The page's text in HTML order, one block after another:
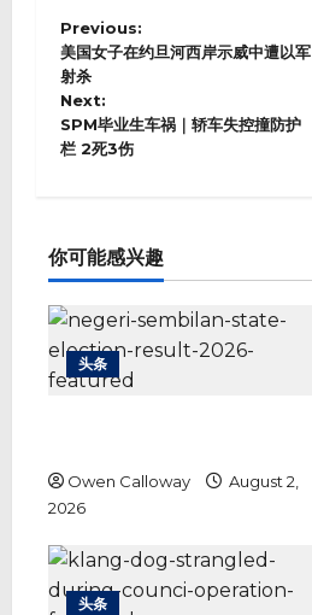
P
o
s
t
n
a
a
t
i
o
n
Previous:
美国女子在约旦河西岸示威中遭以军
射杀
Next:
SPM毕业生车祸｜轿车失控撞防护
栏 2死3伤
你可能感兴趣
头条
Owen Calloway
August 2,
2026
头条